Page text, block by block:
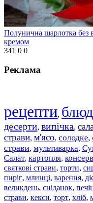
Полунична шарлотка без
кремом
341 0 0
Реклама
рецепти,
десерти, випічка,
страви, м'ясо, солодке,
страви, мультиварка,
Салат, картопля,
святкові страви, торти,
пиріг, млинці, варення,
великдень, сніданок,
страви, кекси, торт, хліб,